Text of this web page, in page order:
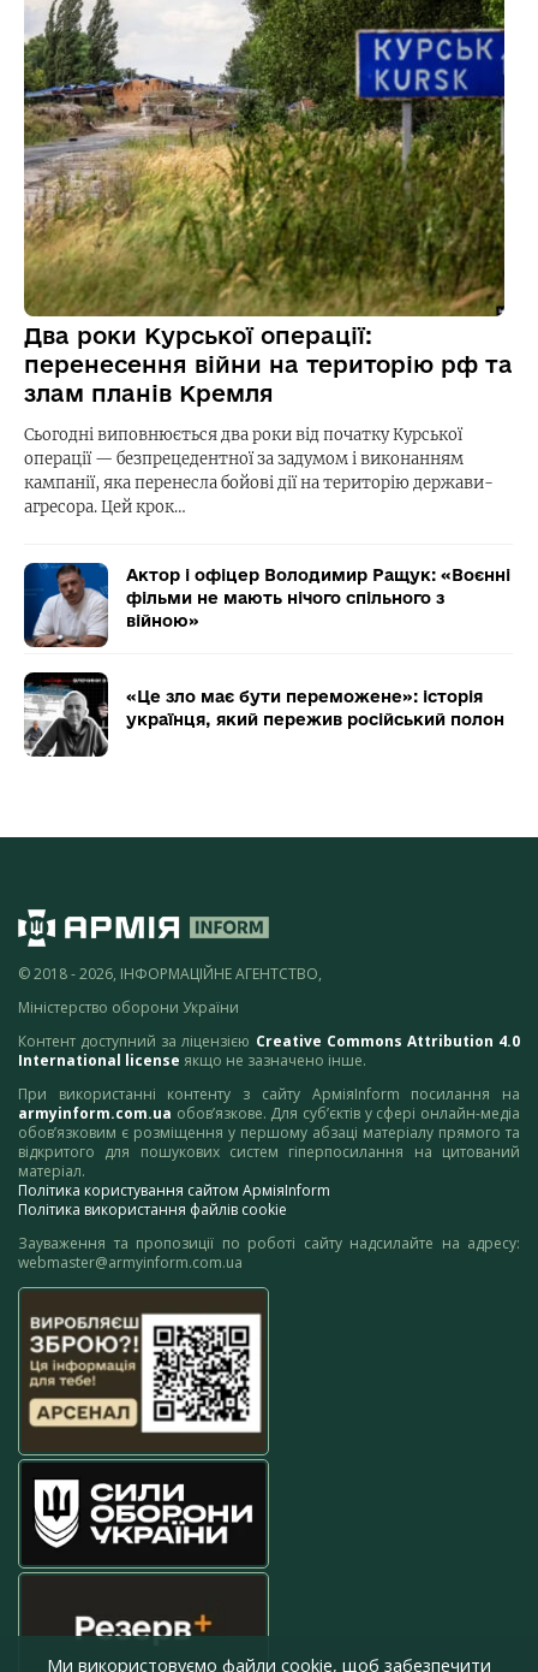
Два роки Курської операції:
перенесення війни на територію рф та
злам планів Кремля
Сьогодні виповнюється два роки від початку Курської
операції — безпрецедентної за задумом і виконанням
кампанії, яка перенесла бойові дії на територію держави-
агресора. Цей крок…
Актор і офіцер Володимир Ращук: «Воєнні
фільми не мають нічого спільного з
війною»
«Це зло має бути переможене»: історія
українця, який пережив російський полон
© 2018 - 2026, ІНФОРМАЦІЙНЕ АГЕНТСТВО,
Міністерство оборони України
Контент доступний за ліцензією Creative Commons Attribution 4.0
International license якщо не зазначено інше.
При використанні контенту з сайту АрміяInform посилання на
armyinform.com.ua обов’язкове. Для суб’єктів у сфері онлайн-медіа
обов’язковим є розміщення у першому абзаці матеріалу прямого та
відкритого для пошукових систем гіперпосилання на цитований
матеріал.
Політика користування сайтом АрміяInform
Політика використання файлів cookie
Зауваження та пропозиції по роботі сайту надсилайте на адресу:
webmaster@armyinform.com.ua
Ми використовуємо файли cookie, щоб забезпечити